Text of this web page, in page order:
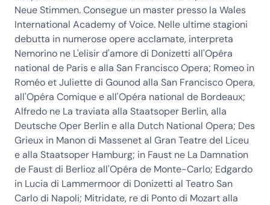
Neue Stimmen. Consegue un master presso la Wales
International Academy of Voice. Nelle ultime stagioni
debutta in numerose opere acclamate, interpreta
Nemorino ne L'elisir d'amore di Donizetti all'Opéra
national de Paris e alla San Francisco Opera; Romeo in
Roméo et Juliette di Gounod alla San Francisco Opera,
all'Opéra Comique e all'Opéra national de Bordeaux;
Alfredo ne La traviata alla Staatsoper Berlin, alla
Deutsche Oper Berlin e alla Dutch National Opera; Des
Grieux in Manon di Massenet al Gran Teatre del Liceu
e alla Staatsoper Hamburg; in Faust ne La Damnation
de Faust di Berlioz all'Opéra de Monte-Carlo; Edgardo
in Lucia di Lammermoor di Donizetti al Teatro San
Carlo di Napoli; Mitridate, re di Ponto di Mozart alla